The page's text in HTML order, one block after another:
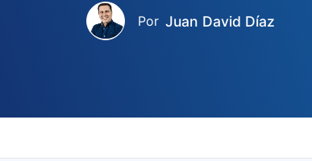
Por Juan David Díaz